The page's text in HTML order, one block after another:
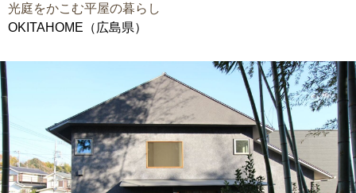
光庭をかこむ平屋の暮らし
OKITAHOME（広島県）